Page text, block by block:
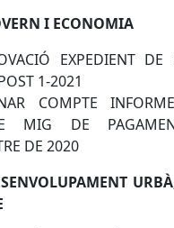
I ECONOMIA
EXPEDIENT DE
1-2021
COMPTE
MIG DE
DE 2020